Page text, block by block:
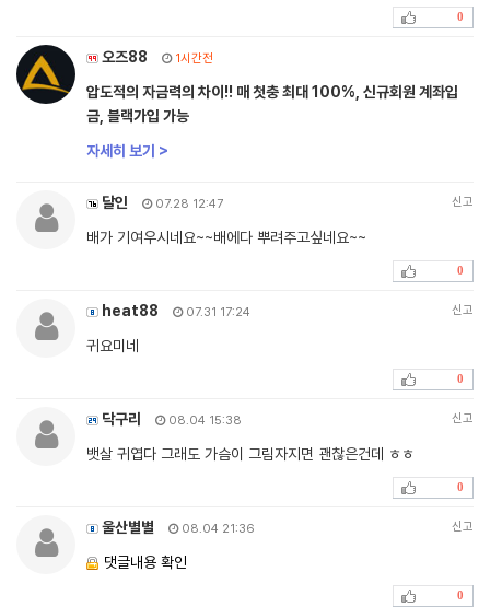
0
오즈88 1시간전
압도적의 자금력의 차이!! 매 첫충 최대 100%, 신규회원 계좌입
금, 블랙가입 가능
자세히 보기 >
달인 07.28 12:47 신고
배가 기여우시네요~~배에다 뿌려주고싶네요~~
0
heat88 07.31 17:24 신고
귀요미네
0
닥구리 08.04 15:38 신고
뱃살 귀엽다 그래도 가슴이 그림자지면 괜찮은건데 ㅎㅎ
0
울산별별 08.04 21:36 신고
댓글내용 확인
0